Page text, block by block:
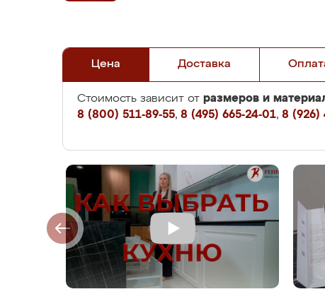
Цена Доставка
Стоимость зависит от размеров и
8 (800) 511-89-55, 8 (495) 665-24-01, 8 (926)